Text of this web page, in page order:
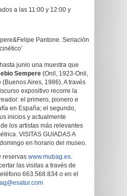
a las 11:00 y 12:00 y
Pantone. Seriación
junio una muestra que
Sempere (Onil, 1923-Onil,
(Buenos Aires, 1986). A través
expositivo recorre la
el primero, pionero e
en España; el segundo,
inicios y actualmente
los artistas más relevantes
VISITAS GUIADAS A
en horario del museo.
reservas www.mubag.es.
las visitas a través de
663.568.834 o en el